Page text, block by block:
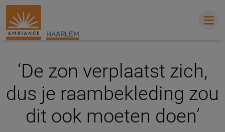
HAARLEM
‘De zon verplaatst zich,
dus je raambekleding zou
dit ook moeten doen’